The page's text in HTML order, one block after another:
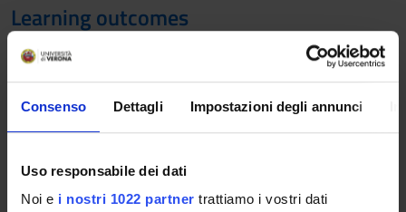
Consenso Dettagli Impostazioni degli annunci
Uso responsabile dei dati
Noi e i nostri 1022 partner trattiamo i vostri dati
Learning outcomes
The lessons provide an outline of the main issues and
tendencies of the historical reconstruction in the Greek and
Program
History of Greek Historiography, from the beginning in 5th
century B.C. through to the Roman culture.